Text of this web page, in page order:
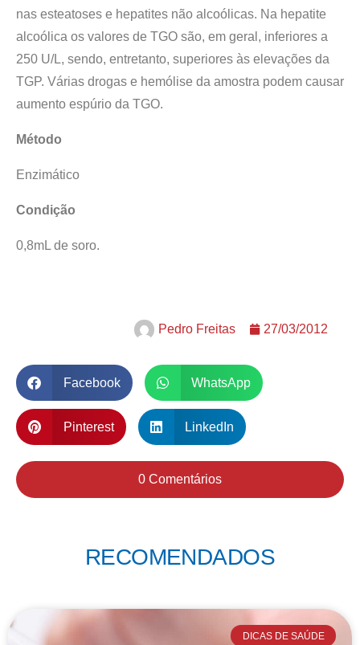
nas esteatoses e hepatites não alcoólicas. Na hepatite
alcoólica os valores de TGO são, em geral, inferiores a
250 U/L, sendo, entretanto, superiores às elevações da
TGP. Várias drogas e hemólise da amostra podem causar
aumento espúrio da TGO.
Método
Enzimático
Condição
0,8mL de soro.
Pedro Freitas 27/03/2012
Facebook WhatsApp
Pinterest LinkedIn
0 Comentários
RECOMENDADOS
DICAS DE SAÚDE